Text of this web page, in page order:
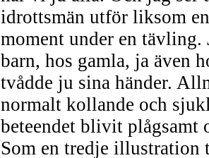
idrottsmän utför liksom
moment under en tävling.
barn, hos gamla, ja även
tvådde ju sina händer.
normalt kollande och
beteendet blivit
Som en tredje illustration